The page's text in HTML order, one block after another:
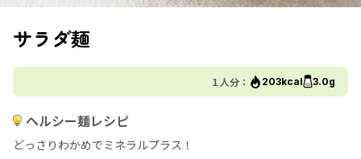
サラダ麺
１人分： 203kcal 3.0g
ヘルシー麺レシピ
どっさりわかめでミネラルプラス！